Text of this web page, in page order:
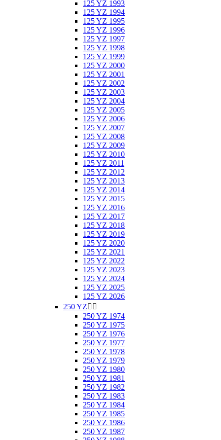
125 YZ 1993
125 YZ 1994
125 YZ 1995
125 YZ 1996
125 YZ 1997
125 YZ 1998
125 YZ 1999
125 YZ 2000
125 YZ 2001
125 YZ 2002
125 YZ 2003
125 YZ 2004
125 YZ 2005
125 YZ 2006
125 YZ 2007
125 YZ 2008
125 YZ 2009
125 YZ 2010
125 YZ 2011
125 YZ 2012
125 YZ 2013
125 YZ 2014
125 YZ 2015
125 YZ 2016
125 YZ 2017
125 YZ 2018
125 YZ 2019
125 YZ 2020
125 YZ 2021
125 YZ 2022
125 YZ 2023
125 YZ 2024
125 YZ 2025
125 YZ 2026
250 YZ 
250 YZ 1974
250 YZ 1975
250 YZ 1976
250 YZ 1977
250 YZ 1978
250 YZ 1979
250 YZ 1980
250 YZ 1981
250 YZ 1982
250 YZ 1983
250 YZ 1984
250 YZ 1985
250 YZ 1986
250 YZ 1987